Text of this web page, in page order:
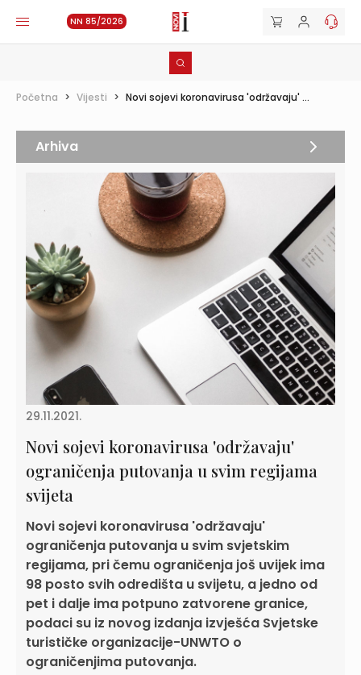
NN 85/2026
Početna > Vijesti > Novi sojevi koronavirusa 'održavaju' ...
29.11.2021.
Novi sojevi koronavirusa 'održavaju'
ograničenja putovanja u svim regijama
svijeta
Novi sojevi koronavirusa 'održavaju'
ograničenja putovanja u svim svjetskim
regijama, pri čemu ograničenja još uvijek ima
98 posto svih odredišta u svijetu, a jedno od
pet i dalje ima potpuno zatvorene granice,
podaci su iz novog izdanja izvješća Svjetske
turističke organizacije-UNWTO o
ograničenjima putovanja.
Arhiva